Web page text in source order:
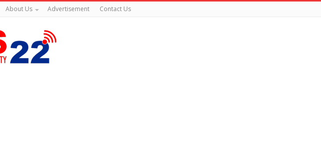
About Us Advertisement Contact Us